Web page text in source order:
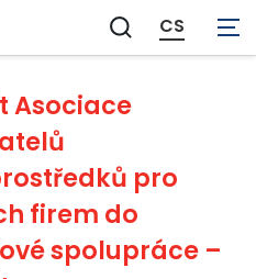
Zobrazit
vyhledávání
CS
Neaplikovatelné
Asociace
pro
firem do
spolupráce –